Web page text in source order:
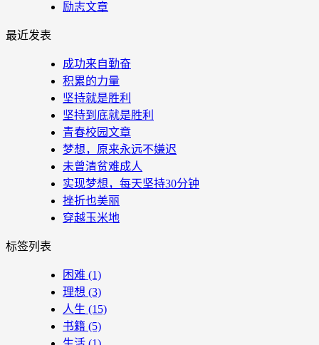
励志文章
最近发表
成功来自勤奋
积累的力量
坚持就是胜利
坚持到底就是胜利
青春校园文章
梦想，原来永远不嫌迟
未曾清贫难成人
实现梦想，每天坚持30分钟
挫折也美丽
穿越玉米地
标签列表
困难 (1)
理想 (3)
人生 (15)
书籍 (5)